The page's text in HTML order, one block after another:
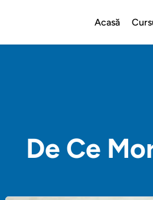
Acasă
De Ce